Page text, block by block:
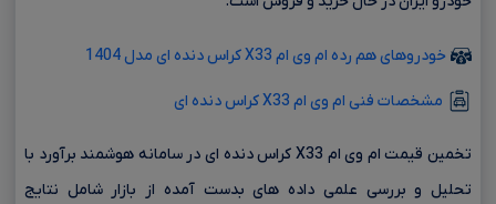
خودروهای هم رده ام وی ام X33 کراس دنده ای مدل 1404
مشخصات فنی ام وی ام X33 کراس دنده ای
تخمین قیمت ام وی ام X33 کراس دنده ای در سامانه هوشمند برآورد با
تحلیل و بررسی علمی داده های بدست آمده از بازار شامل نتایج